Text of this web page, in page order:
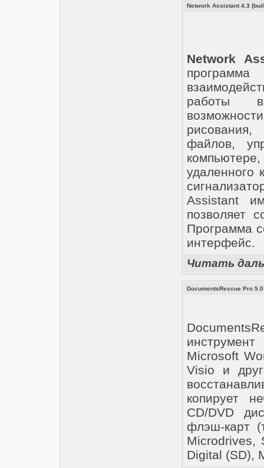
Network Assistant 4.3
Network
работы
файлов,
удаленного
Assistant
позволяет
Программа
интерфейс.
Читать
DocumentsRescue Pro
Microsoft
Visio и
копирует
CD/DVD
флэш-карт
Microdrives,
Digital (SD),